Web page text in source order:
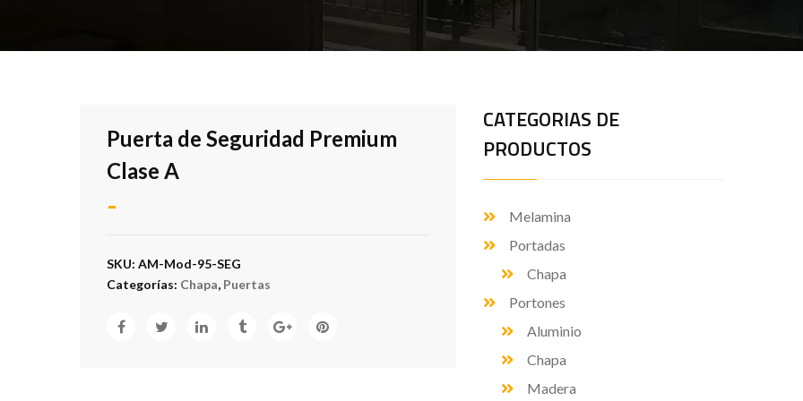
Puerta de Seguridad Premium
Clase A
-
SKU: AM-Mod-95-SEG
Categorías: Chapa, Puertas
CATEGORIAS DE
PRODUCTOS
Melamina
Portadas
Chapa
Portones
Aluminio
Chapa
Madera